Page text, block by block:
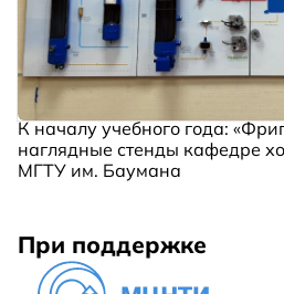
К началу учебного года:
наглядные стенды кафедре
МГТУ им. Баумана
При поддержке